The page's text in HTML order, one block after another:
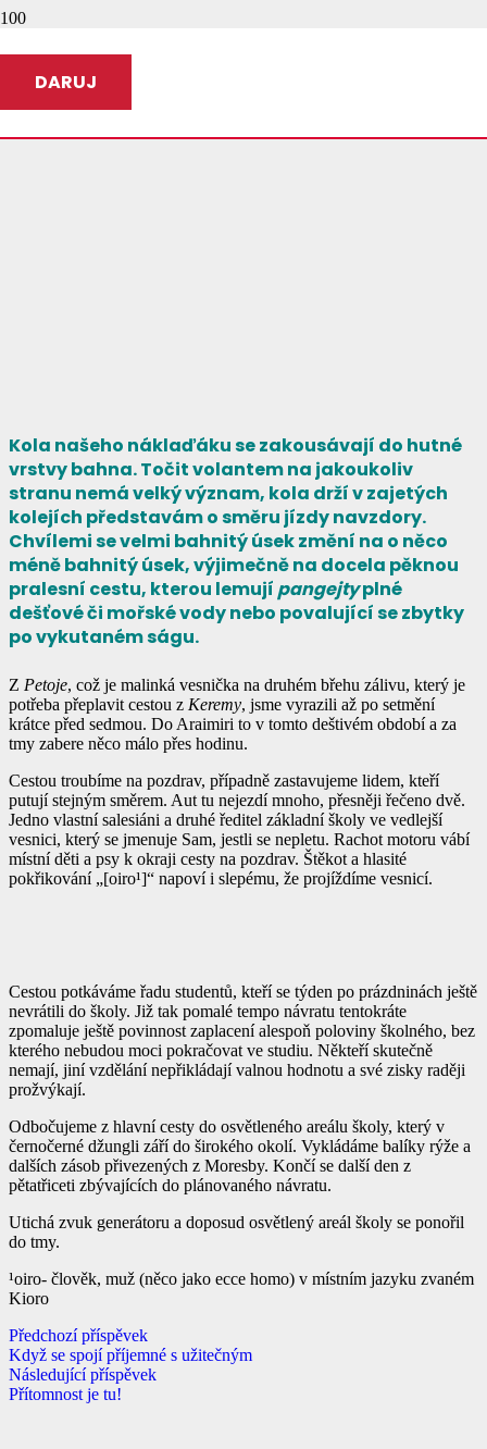
DARUJ
Kola našeho náklaďáku se zakousávají do hutné
vrstvy bahna. Točit volantem na jakoukoliv
stranu nemá velký význam, kola drží v zajetých
kolejích představám o směru jízdy navzdory.
Chvílemi se velmi bahnitý úsek změní na o něco
méně bahnitý úsek, výjimečně na docela pěknou
pralesní cestu, kterou lemujípangejtyplné
dešťové či mořské vody nebo povalující se zbytky
po vykutaném ságu.
Z Petoje, což je malinká vesnička na druhém břehu zálivu, který je
potřeba přeplavit cestou z Keremy, jsme vyrazili až po setmění
krátce před sedmou. Do Araimiri to v tomto deštivém období a za
tmy zabere něco málo přes hodinu.
Cestou troubíme na pozdrav, případně zastavujeme lidem, kteří
putují stejným směrem. Aut tu nejezdí mnoho, přesněji řečeno dvě.
Jedno vlastní salesiáni a druhé ředitel základní školy ve vedlejší
vesnici, který se jmenuje Sam, jestli se nepletu. Rachot motoru vábí
místní děti a psy k okraji cesty na pozdrav. Štěkot a hlasité
pokřikování „[oiro¹]“ napoví i slepému, že projíždíme vesnicí.
Cestou potkáváme řadu studentů, kteří se týden po prázdninách ještě
nevrátili do školy. Již tak pomalé tempo návratu tentokráte
zpomaluje ještě povinnost zaplacení alespoň poloviny školného, bez
kterého nebudou moci pokračovat ve studiu. Někteří skutečně
nemají, jiní vzdělání nepřikládají valnou hodnotu a své zisky raději
prožvýkají.
Odbočujeme z hlavní cesty do osvětleného areálu školy, který v
černočerné džungli září do širokého okolí. Vykládáme balíky rýže a
dalších zásob přivezených z Moresby. Končí se další den z
pětatřiceti zbývajících do plánovaného návratu.
Utichá zvuk generátoru a doposud osvětlený areál školy se ponořil
do tmy.
¹oiro- člověk, muž (něco jako ecce homo) v místním jazyku zvaném
Kioro
Předchozí příspěvek
Když se spojí příjemné s užitečným
Následující příspěvek
Přítomnost je tu!